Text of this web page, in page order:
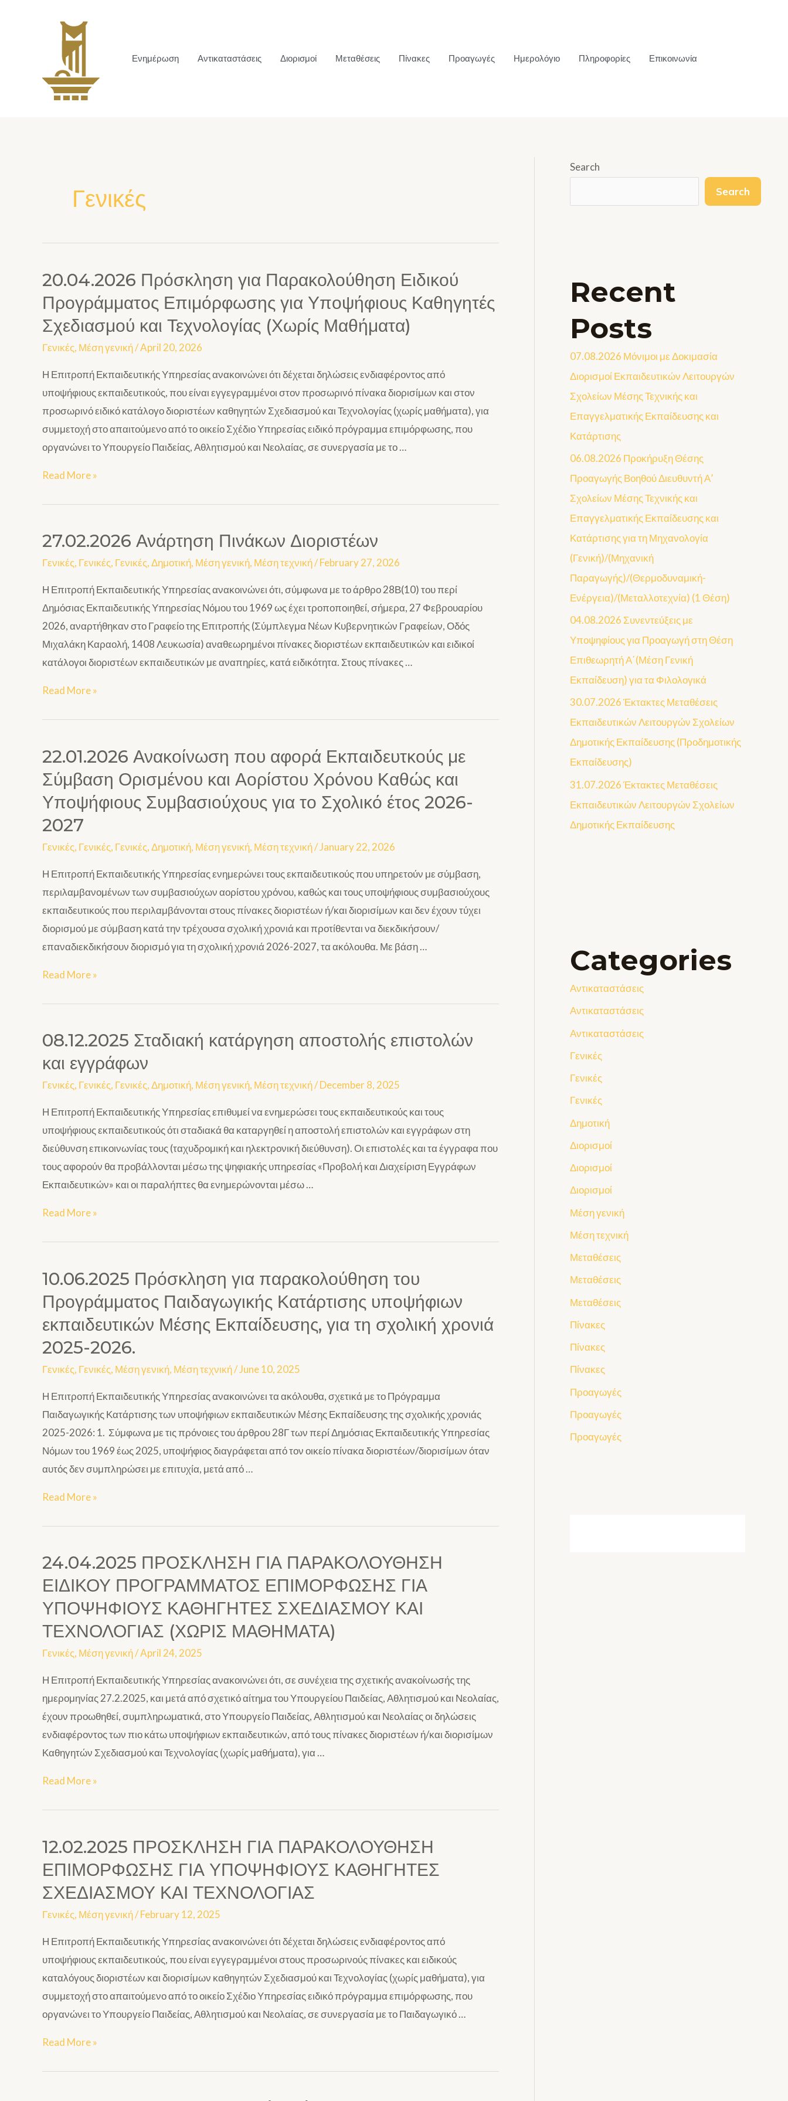
Ενημέρωση Αντικαταστάσεις Διορισμοί Μεταθέσεις Πίνακες Προαγωγές Ημερολόγιο Πληροφορίες Επικοινωνία
Γενικές
20.04.2026 Πρόσκληση για Παρακολούθηση Ειδικού
Προγράμματος Επιμόρφωσης για Υποψήφιους Καθηγητές
Σχεδιασμού και Τεχνολογίας (Χωρίς Μαθήματα)
Γενικές, Μέση γενική/April 20, 2026
Η Επιτροπή Εκπαιδευτικής Υπηρεσίας ανακοινώνει ότι δέχεται δηλώσεις ενδιαφέροντος από
υποψήφιους εκπαιδευτικούς, που είναι εγγεγραμμένοι στον προσωρινό πίνακα διορισίμων και στον
προσωρινό ειδικό κατάλογο διοριστέων καθηγητών Σχεδιασμού και Τεχνολογίας (χωρίς μαθήματα), για
συμμετοχή στο απαιτούμενο από το οικείο Σχέδιο Υπηρεσίας ειδικό πρόγραμμα επιμόρφωσης, που
οργανώνει το Υπουργείο Παιδείας, Αθλητισμού και Νεολαίας, σε συνεργασία με το …
Read More »
27.02.2026 Ανάρτηση Πινάκων Διοριστέων
Γενικές, Γενικές, Γενικές,Δημοτική, Μέση γενική, Μέση τεχνική/February 27, 2026
Η Επιτροπή Εκπαιδευτικής Υπηρεσίας ανακοινώνει ότι, σύμφωνα με το άρθρο 28Β(10) του περί
Δημόσιας Εκπαιδευτικής Υπηρεσίας Νόμου του 1969 ως έχει τροποποιηθεί, σήμερα, 27 Φεβρουαρίου
2026, αναρτήθηκαν στο Γραφείο της Επιτροπής (Σύμπλεγμα Νέων Κυβερνητικών Γραφείων, Οδός
Μιχαλάκη Καραολή, 1408 Λευκωσία) αναθεωρημένοι πίνακες διοριστέων εκπαιδευτικών και ειδικοί
κατάλογοι διοριστέων εκπαιδευτικών με αναπηρίες, κατά ειδικότητα. Στους πίνακες …
Read More »
22.01.2026 Ανακοίνωση που αφορά Εκπαιδευτκούς με
Σύμβαση Ορισμένου και Αορίστου Χρόνου Καθώς και
Υποψήφιους Συμβασιούχους για το Σχολικό έτος 2026-
2027
Γενικές, Γενικές, Γενικές,Δημοτική, Μέση γενική, Μέση τεχνική/January 22, 2026
Η Επιτροπή Εκπαιδευτικής Υπηρεσίας ενημερώνει τους εκπαιδευτικούς που υπηρετούν με σύμβαση,
περιλαμβανομένων των συμβασιούχων αορίστου χρόνου, καθώς και τους υποψήφιους συμβασιούχους
εκπαιδευτικούς που περιλαμβάνονται στους πίνακες διοριστέων ή/και διορισίμων και δεν έχουν τύχει
διορισμού με σύμβαση κατά την τρέχουσα σχολική χρονιά και προτίθενται να διεκδικήσουν/
επαναδιεκδικήσουν διορισμό για τη σχολική χρονιά 2026-2027, τα ακόλουθα. Με βάση …
Read More »
08.12.2025 Σταδιακή κατάργηση αποστολής επιστολών
και εγγράφων
Γενικές, Γενικές, Γενικές,Δημοτική, Μέση γενική, Μέση τεχνική/December 8, 2025
Η Επιτροπή Εκπαιδευτικής Υπηρεσίας επιθυμεί να ενημερώσει τους εκπαιδευτικούς και τους
υποψήφιους εκπαιδευτικούς ότι σταδιακά θα καταργηθεί η αποστολή επιστολών και εγγράφων στη
διεύθυνση επικοινωνίας τους (ταχυδρομική και ηλεκτρονική διεύθυνση). Οι επιστολές και τα έγγραφα που
τους αφορούν θα προβάλλονται μέσω της ψηφιακής υπηρεσίας «Προβολή και Διαχείριση Εγγράφων
Εκπαιδευτικών» και οι παραλήπτες θα ενημερώνονται μέσω …
Read More »
10.06.2025 Πρόσκληση για παρακολούθηση του
Προγράμματος Παιδαγωγικής Κατάρτισης υποψήφιων
εκπαιδευτικών Μέσης Εκπαίδευσης, για τη σχολική χρονιά
2025-2026.
Γενικές, Γενικές, Μέση γενική, Μέση τεχνική/June 10, 2025
Η Επιτροπή Εκπαιδευτικής Υπηρεσίας ανακοινώνει τα ακόλουθα, σχετικά με το Πρόγραμμα
Παιδαγωγικής Κατάρτισης των υποψήφιων εκπαιδευτικών Μέσης Εκπαίδευσης της σχολικής χρονιάς
2025-2026: 1. Σύμφωνα με τις πρόνοιες του άρθρου 28Γ των περί Δημόσιας Εκπαιδευτικής Υπηρεσίας
Νόμων του 1969 έως 2025, υποψήφιος διαγράφεται από τον οικείο πίνακα διοριστέων/διορισίμων όταν
αυτός δεν συμπληρώσει με επιτυχία, μετά από …
Read More »
24.04.2025 ΠΡΟΣΚΛΗΣΗ ΓΙΑ ΠΑΡΑΚΟΛΟΥΘΗΣΗ
ΕΙΔΙΚΟΥ ΠΡΟΓΡΑΜΜΑΤΟΣ ΕΠΙΜΟΡΦΩΣΗΣ ΓΙΑ
ΥΠΟΨΗΦΙΟΥΣ ΚΑΘΗΓΗΤΕΣ ΣΧΕΔΙΑΣΜΟΥ ΚΑΙ
ΤΕΧΝΟΛΟΓΙΑΣ (ΧΩΡΙΣ ΜΑΘΗΜΑΤΑ)
Γενικές, Μέση γενική/April 24, 2025
Η Επιτροπή Εκπαιδευτικής Υπηρεσίας ανακοινώνει ότι, σε συνέχεια της σχετικής ανακοίνωσής της
ημερομηνίας 27.2.2025, και μετά από σχετικό αίτημα του Υπουργείου Παιδείας, Αθλητισμού και Νεολαίας,
έχουν προωθηθεί, συμπληρωματικά, στο Υπουργείο Παιδείας, Αθλητισμού και Νεολαίας οι δηλώσεις
ενδιαφέροντος των πιο κάτω υποψήφιων εκπαιδευτικών, από τους πίνακες διοριστέων ή/και διορισίμων
Καθηγητών Σχεδιασμού και Τεχνολογίας (χωρίς μαθήματα), για …
Read More »
12.02.2025 ΠΡΟΣΚΛΗΣΗ ΓΙΑ ΠΑΡΑΚΟΛΟΥΘΗΣΗ
ΕΠΙΜΟΡΦΩΣΗΣ ΓΙΑ ΥΠΟΨΗΦΙΟΥΣ ΚΑΘΗΓΗΤΕΣ
ΣΧΕΔΙΑΣΜΟΥ ΚΑΙ ΤΕΧΝΟΛΟΓΙΑΣ
Γενικές, Μέση γενική/February 12, 2025
Η Επιτροπή Εκπαιδευτικής Υπηρεσίας ανακοινώνει ότι δέχεται δηλώσεις ενδιαφέροντος από
υποψήφιους εκπαιδευτικούς, που είναι εγγεγραμμένοι στους προσωρινούς πίνακες και ειδικούς
καταλόγους διοριστέων και διορισίμων καθηγητών Σχεδιασμού και Τεχνολογίας (χωρίς μαθήματα), για
συμμετοχή στο απαιτούμενο από το οικείο Σχέδιο Υπηρεσίας ειδικό πρόγραμμα επιμόρφωσης, που
οργανώνει το Υπουργείο Παιδείας, Αθλητισμού και Νεολαίας, σε συνεργασία με το Παιδαγωγικό …
Read More »
Search
Search
Recent
Posts
07.08.2026 Μόνιμοι με Δοκιμασία
Διορισμοί Εκπαιδευτικών Λειτουργών
Σχολείων Μέσης Τεχνικής και
Επαγγελματικής Εκπαίδευσης και
Κατάρτισης
06.08.2026 Προκήρυξη Θέσης
Προαγωγής Βοηθού Διευθυντή Α’
Σχολείων Μέσης Τεχνικής και
Επαγγελματικής Εκπαίδευσης και
Κατάρτισης για τη Μηχανολογία
(Γενική)/(Μηχανική
Παραγωγής)/(Θερμοδυναμική-
Ενέργεια)/(Μεταλλοτεχνία) (1 Θέση)
04.08.2026 Συνεντεύξεις με
Υποψηφίους για Προαγωγή στη Θέση
Επιθεωρητή Α΄(Μέση Γενική
Εκπαίδευση) για τα Φιλολογικά
30.07.2026 Έκτακτες Μεταθέσεις
Εκπαιδευτικών Λειτουργών Σχολείων
Δημοτικής Εκπαίδευσης (Προδημοτικής
Εκπαίδευσης)
31.07.2026 Έκτακτες Μεταθέσεις
Εκπαιδευτικών Λειτουργών Σχολείων
Δημοτικής Εκπαίδευσης
Categories
Αντικαταστάσεις
Αντικαταστάσεις
Αντικαταστάσεις
Γενικές
Γενικές
Γενικές
Δημοτική
Διορισμοί
Διορισμοί
Διορισμοί
Μέση γενική
Μέση τεχνική
Μεταθέσεις
Μεταθέσεις
Μεταθέσεις
Πίνακες
Πίνακες
Πίνακες
Προαγωγές
Προαγωγές
Προαγωγές